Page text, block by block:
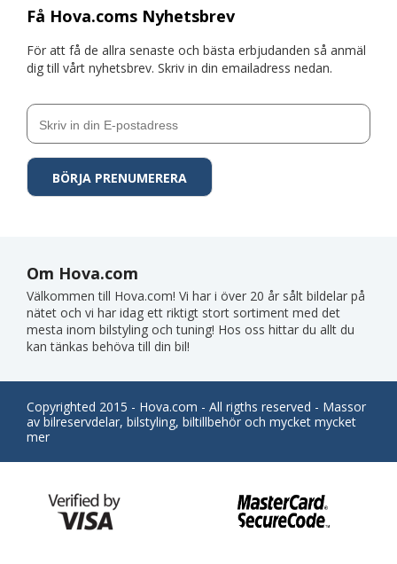
Få Hova.coms Nyhetsbrev
För att få de allra senaste och bästa erbjudanden så anmäl
dig till vårt nyhetsbrev. Skriv in din emailadress nedan.
Om Hova.com
Välkommen till Hova.com! Vi har i över 20 år sålt bildelar på
nätet och vi har idag ett riktigt stort sortiment med det
mesta inom bilstyling och tuning! Hos oss hittar du allt du
kan tänkas behöva till din bil!
Copyrighted 2015 - Hova.com - All rigths reserved - Massor
av bilreservdelar, bilstyling, biltillbehör och mycket mycket
mer